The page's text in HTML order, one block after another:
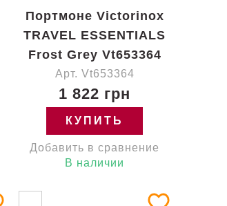
Портмоне Victorinox
TRAVEL ESSENTIALS
Frost Grey Vt653364
Арт. Vt653364
1 822 грн
КУПИТЬ
Добавить в сравнение
В наличии